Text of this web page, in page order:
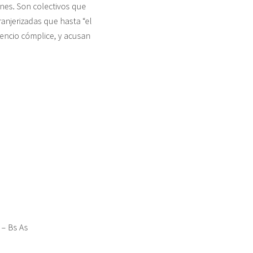
Son colectivos que
que hasta “el
cómplice, y acusan
Bs As